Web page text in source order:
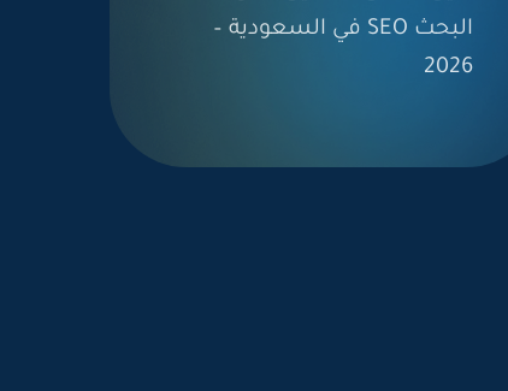
البحث SEO في السعودية –
2026